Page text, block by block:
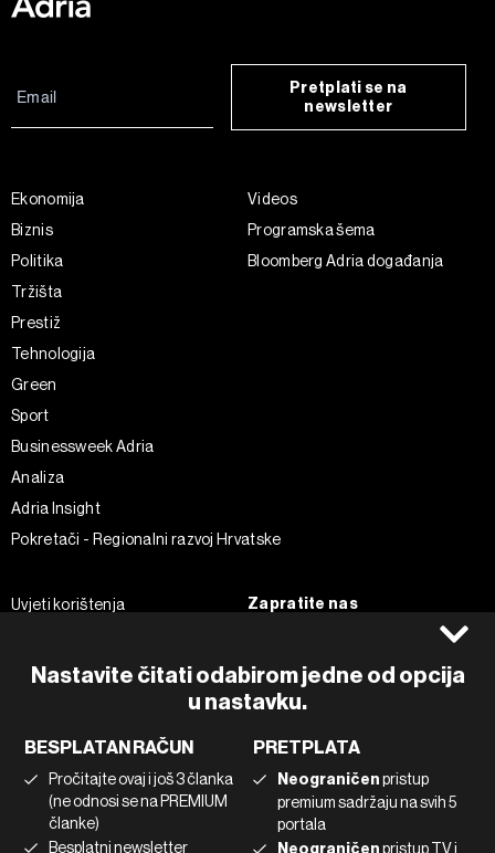
Nastavite čitati odabirom jedne od opcija
u nastavku.
BESPLATAN RAČUN
Pročitajte ovaj i još 3 članka
(ne odnosi se na PREMIUM
članke)
Besplatni newsletter
PRETPLATA
Neograničenpristup
premium sadržaju na svih 5
portala
Neograničenpristup TV i
Pretplati se na
newsletter
Ekonomija
Biznis
Politika
Tržišta
Prestiž
Tehnologija
Green
Sport
Businessweek Adria
Analiza
Adria Insight
Pokretači - Regionalni razvoj Hrvatske
Videos
Programska šema
Bloomberg Adria događanja
Uvjeti korištenja
Politika kolačića
Korištenje umjetne inteligencije
Zapratite nas
Instagram
Twitter
Tiktok
©2022 - 2026 Bloomberg L.P. All Rights Reserved. BLOOMBERG and